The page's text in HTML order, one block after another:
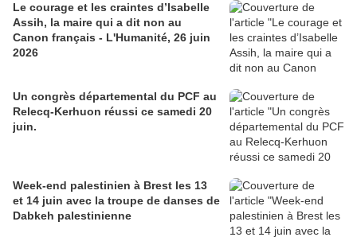
Le courage et les craintes d’Isabelle
Assih, la maire qui a dit non au
Canon français - L'Humanité, 26 juin
2026
Un congrès départemental du PCF au
Relecq-Kerhuon réussi ce samedi 20
juin.
Week-end palestinien à Brest les 13
et 14 juin avec la troupe de danses de
Dabkeh palestinienne